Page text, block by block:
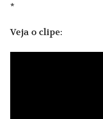
*
Veja o clipe: